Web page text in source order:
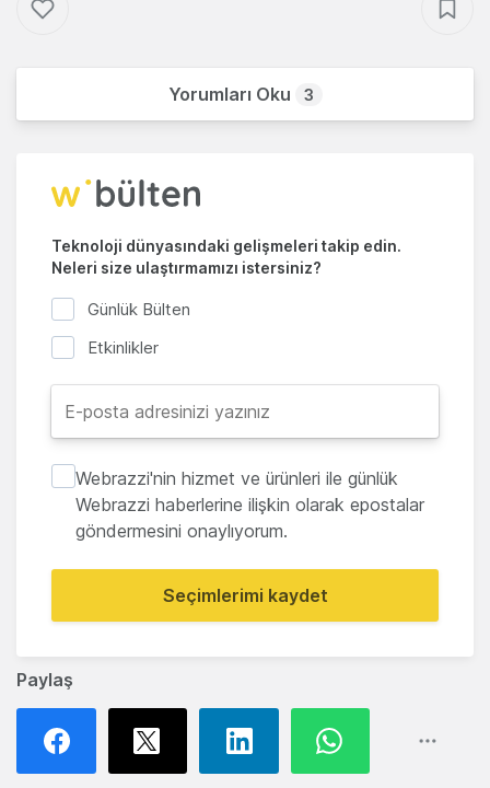
Paylaş
Yorumları Oku 3
Teknoloji dünyasındaki gelişmeleri takip edin.
Neleri size ulaştırmamızı istersiniz?
Günlük Bülten
Etkinlikler
Webrazzi'nin hizmet ve ürünleri ile günlük
Webrazzi haberlerine ilişkin olarak epostalar
göndermesini onaylıyorum.
Seçimlerimi kaydet